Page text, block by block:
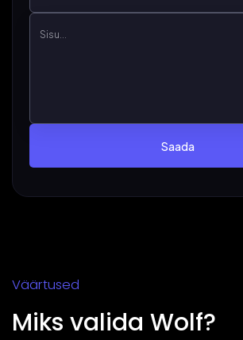
Väärtused
Miks valida Wolf?